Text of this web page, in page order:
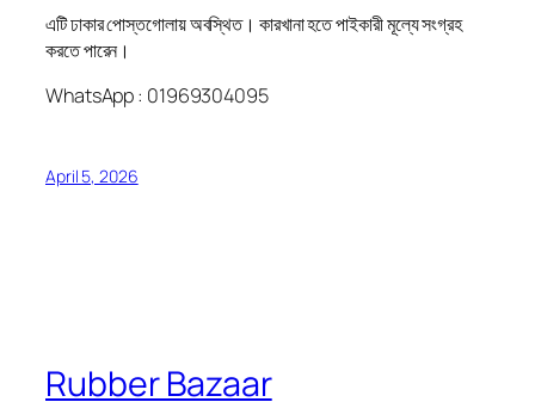
এটি ঢাকার পোস্তগোলায় অবস্থিত। কারখানা হতে পাইকারী মূল্যে সংগ্রহ
করতে পারেন।
WhatsApp : 01969304095
April 5, 2026
Rubber Bazaar